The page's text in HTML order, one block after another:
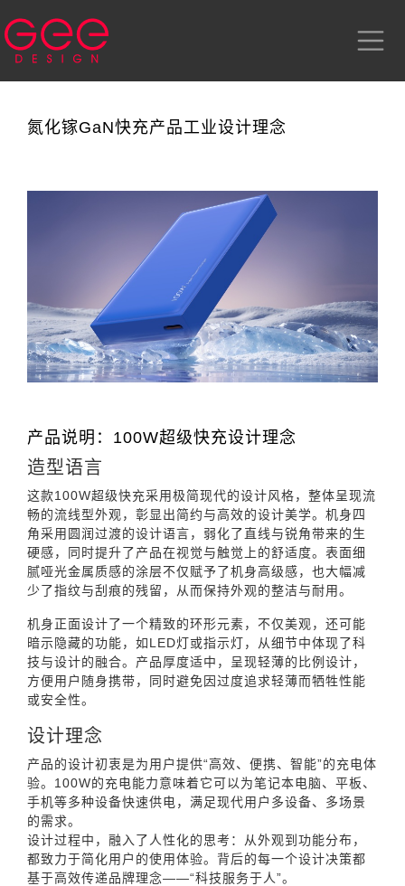
氮化镓GaN快充产品工业设计理念
产品说明：100W超级快充设计理念
造型语言
这款100W超级快充采用极简现代的设计风格，整体呈现流
畅的流线型外观，彰显出简约与高效的设计美学。机身四
角采用圆润过渡的设计语言，弱化了直线与锐角带来的生
硬感，同时提升了产品在视觉与触觉上的舒适度。表面细
腻哑光金属质感的涂层不仅赋予了机身高级感，也大幅减
少了指纹与刮痕的残留，从而保持外观的整洁与耐用。
机身正面设计了一个精致的环形元素，不仅美观，还可能
暗示隐藏的功能，如LED灯或指示灯，从细节中体现了科
技与设计的融合。产品厚度适中，呈现轻薄的比例设计，
方便用户随身携带，同时避免因过度追求轻薄而牺牲性能
或安全性。
设计理念
产品的设计初衷是为用户提供“高效、便携、智能”的充电体
验。100W的充电能力意味着它可以为笔记本电脑、平板、
手机等多种设备快速供电，满足现代用户多设备、多场景
的需求。
设计过程中，融入了人性化的思考：从外观到功能分布，
都致力于简化用户的使用体验。背后的每一个设计决策都
基于高效传递品牌理念——“科技服务于人”。